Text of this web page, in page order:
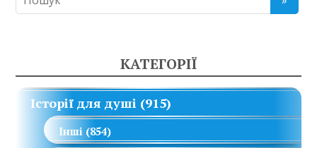
КАТЕГОРІЇ
Історії для душі (915)
Інші (854)